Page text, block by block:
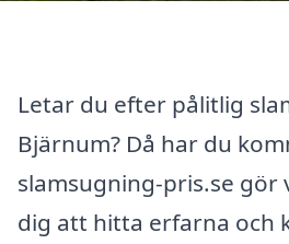
Letar du efter pålitlig
Bjärnum? Då har du
slamsugning-pris.se gör
dig att hitta erfarna och